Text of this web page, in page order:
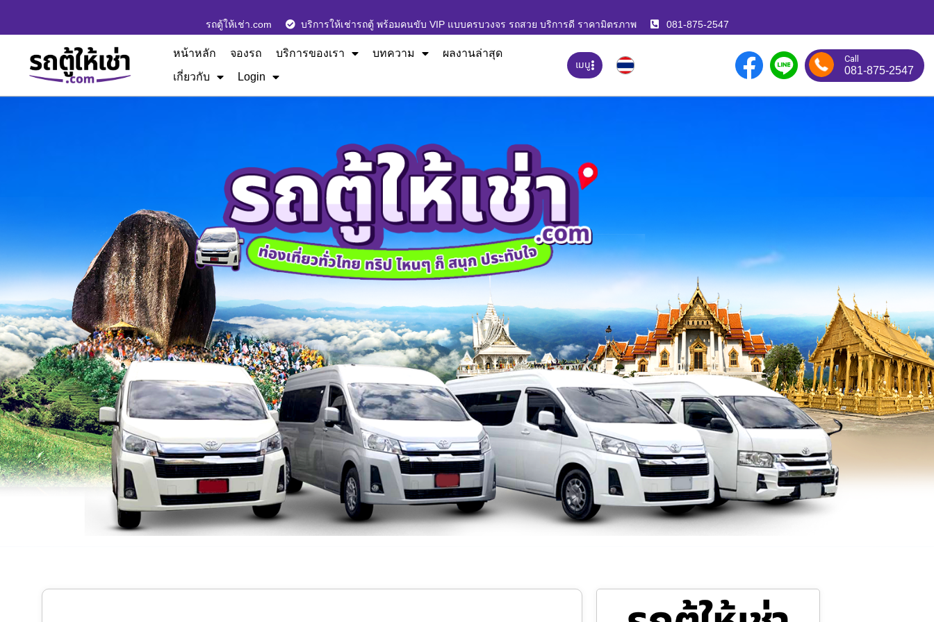
รถตู้ให้เช่า.com บริการให้เช่ารถตู้ พร้อมคนขับ VIP แบบครบวงจร รถสวย บริการดี ราคามิตรภาพ 081-875-2547
หน้าหลัก จองรถ บริการของเรา บทความ
ผลงานล่าสุด
เกี่ยวกับ
Login
เมนู Call
081-875-2547